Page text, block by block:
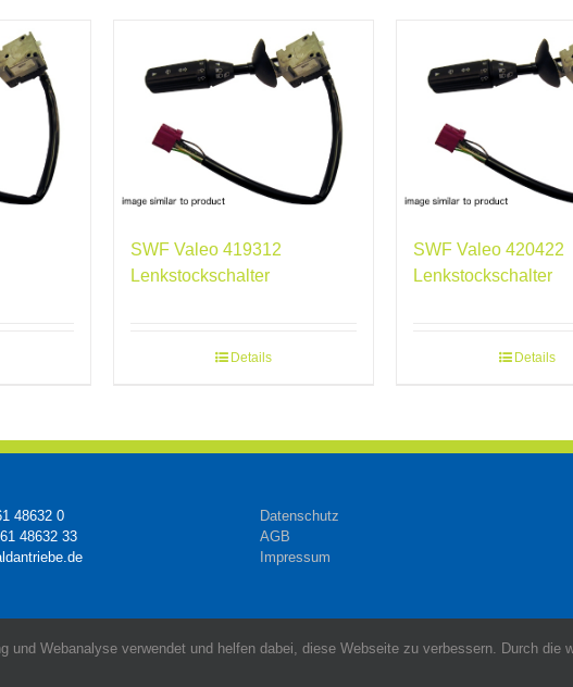
SWF Valeo 419312
Lenkstockschalter
Details
SWF Valeo 420422
Lenkstockschalter
Details
48632 0
48632 33
Datenschutz
AGB
Impressum
Webanalyse verwendet und helfen dabei, diese Webseite zu verbessern. Durch die